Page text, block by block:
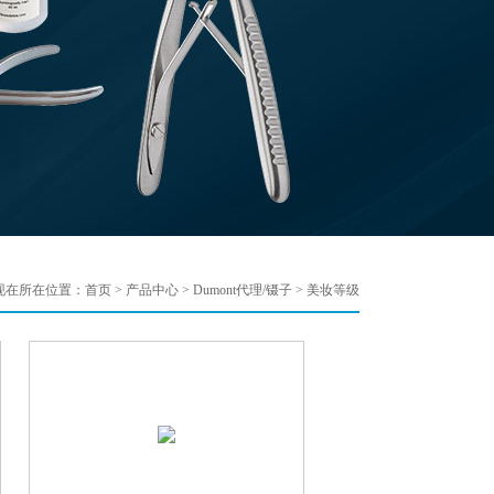
在所在位置： 首页 > 产品中心 > Dumont代理/镊子 > 美妆等级